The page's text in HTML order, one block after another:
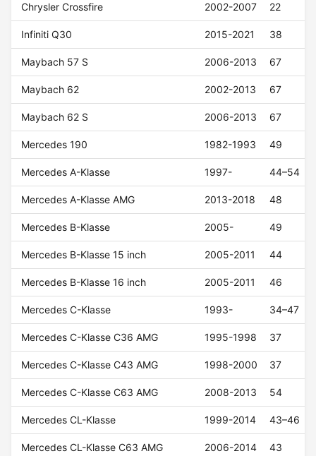
Chrysler Crossfire 2002-2007 22
Infiniti Q30 2015-2021 38
Maybach 57 S 2006-2013 67
Maybach 62 2002-2013 67
Maybach 62 S 2006-2013 67
Mercedes 190 1982-1993 49
Mercedes A-Klasse 1997- 44–54
Mercedes A-Klasse AMG 2013-2018 48
Mercedes B-Klasse 2005- 49
Mercedes B-Klasse 15 inch 2005-2011 44
Mercedes B-Klasse 16 inch 2005-2011 46
Mercedes C-Klasse 1993- 34–47
Mercedes C-Klasse C36 AMG 1995-1998 37
Mercedes C-Klasse C43 AMG 1998-2000 37
Mercedes C-Klasse C63 AMG 2008-2013 54
Mercedes CL-Klasse 1999-2014 43–46
Mercedes CL-Klasse C63 AMG 2006-2014 43